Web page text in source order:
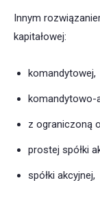
Innym
kapitałowej:
komandytowej,
komandytowo-
z ograniczoną
prostej spółki
spółki akcyjnej,